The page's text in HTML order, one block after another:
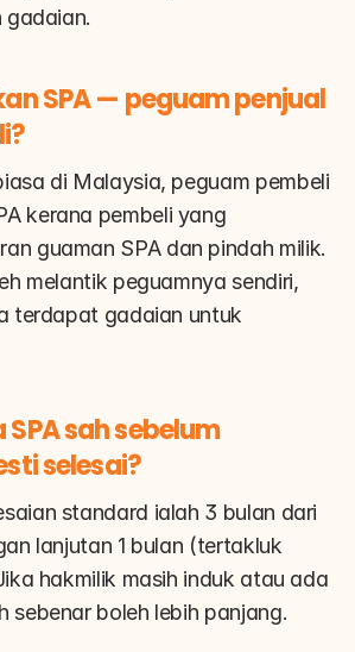
gadaian.
SPA — peguam penjual
di Malaysia, peguam pembeli
kerana pembeli yang
guaman SPA dan pindah milik.
melantik peguamnya sendiri,
terdapat gadaian untuk
sah sebelum
selesai?
standard ialah 3 bulan dari
lanjutan 1 bulan (tertakluk
hakmilik masih induk atau ada
sebenar boleh lebih panjang.